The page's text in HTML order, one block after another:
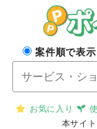
案件順で表示
お気に入り
本サイ